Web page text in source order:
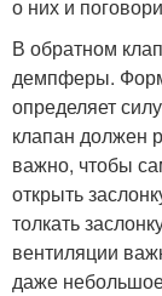
о них и
В обратном
демпферы.
определяет
клапан должен
важно, чтобы
открыть
толкать
вентиляции
даже